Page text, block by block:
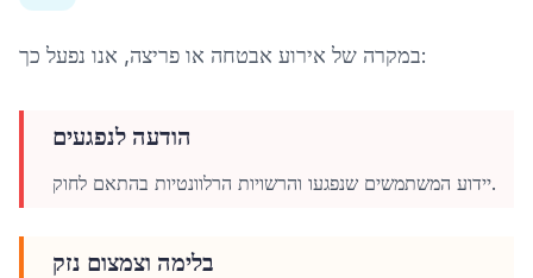
במקרה של אירוע אבטחה או פריצה, אנו נפעל כך:
הודעה לנפגעים
יידוע המשתמשים שנפגעו והרשויות הרלוונטיות בהתאם לחוק.
בלימה וצמצום נזק